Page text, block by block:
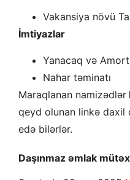
Vakansiya növü
İmtiyazlar
Yanacaq və
Nahar təminatı
Maraqlanan namizədlər
qeyd olunan linkə daxil
edə bilərlər.
Daşınmaz əmlak